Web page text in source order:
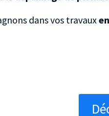
dans vos travaux